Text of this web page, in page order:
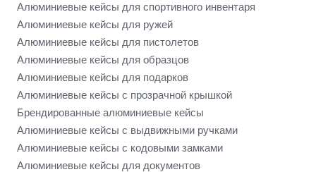
Алюминиевые кейсы для спортивного инвентаря
Алюминиевые кейсы для ружей
Алюминиевые кейсы для пистолетов
Алюминиевые кейсы для образцов
Алюминиевые кейсы для подарков
Алюминиевые кейсы с прозрачной крышкой
Брендированные алюминиевые кейсы
Алюминиевые кейсы с выдвижными ручками
Алюминиевые кейсы с кодовыми замками
Алюминиевые кейсы для документов